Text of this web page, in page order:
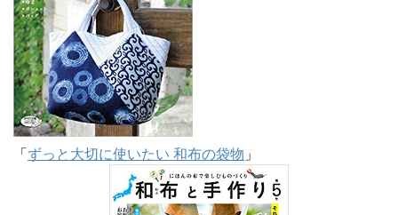
「 ずっと大切に使いたい 和布の袋物 」